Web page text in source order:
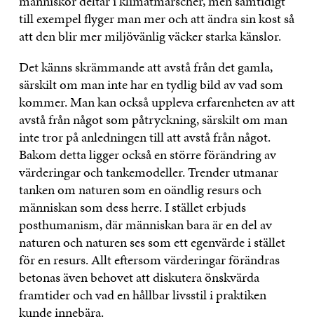
till exempel flyger man mer och att ändra sin kost så
att den blir mer miljövänlig väcker starka känslor.
Det känns skrämmande att avstå från det gamla,
särskilt om man inte har en tydlig bild av vad som
kommer. Man kan också uppleva erfarenheten av att
avstå från något som påtryckning, särskilt om man
inte tror på anledningen till att avstå från något.
Bakom detta ligger också en större förändring av
värderingar och tankemodeller. Trender utmanar
tanken om naturen som en oändlig resurs och
människan som dess herre. I stället erbjuds
posthumanism, där människan bara är en del av
naturen och naturen ses som ett egenvärde i stället
för en resurs. Allt eftersom värderingar förändras
betonas även behovet att diskutera önskvärda
framtider och vad en hållbar livsstil i praktiken
kunde innebära.